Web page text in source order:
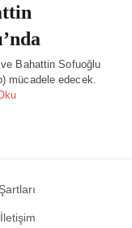
Bahattin Sofuoğlu
mücadele edecek.
İletişim